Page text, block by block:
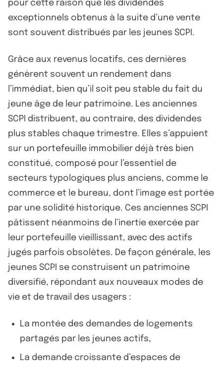
pour cette raison que les dividendes
exceptionnels obtenus à la suite d’une vente
sont souvent distribués par les jeunes SCPI.
Grâce aux revenus locatifs, ces dernières
génèrent souvent un rendement dans
l’immédiat, bien qu’il soit peu stable du fait du
jeune âge de leur patrimoine. Les anciennes
SCPI distribuent, au contraire, des dividendes
plus stables chaque trimestre. Elles s’appuient
sur un portefeuille immobilier déjà très bien
constitué, composé pour l’essentiel de
secteurs typologiques plus anciens, comme le
commerce et le bureau, dont l’image est portée
par une solidité historique. Ces anciennes SCPI
pâtissent néanmoins de l’inertie exercée par
leur portefeuille vieillissant, avec des actifs
jugés parfois obsolètes. De façon générale, les
jeunes SCPI se construisent un patrimoine
diversifié, répondant aux nouveaux modes de
vie et de travail des usagers :
La montée des demandes de logements
partagés par les jeunes actifs,
La demande croissante d’espaces de